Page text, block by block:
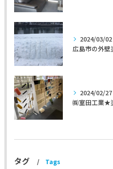
2024/03/02
2024/02/27
タグ Tags